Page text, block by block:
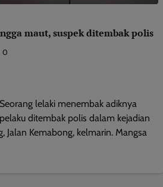
maut, suspek ditembak polis
0
lelaki menembak adiknya
ditembak polis dalam kejadian
Jalan Kemabong, kelmarin. Mangsa